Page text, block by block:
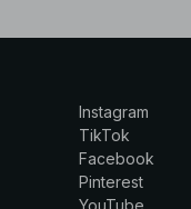
Instagram
TikTok
Facebook
Pinterest
YouTube